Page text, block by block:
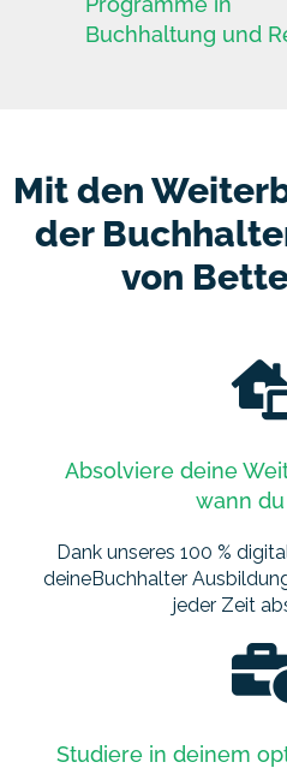
Buchhaltung und
Mit den
der
von
Absolviere deine
wann
Dank unseres 100 %
deineBuchhalter
jeder Zeit
Studiere in deinem